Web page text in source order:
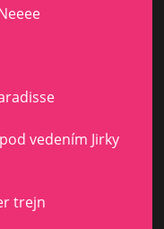
vedením Jirky
trejn